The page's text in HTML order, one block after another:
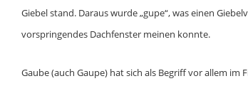
Giebel stand. Daraus wurde „gupe“, was einen
vorspringendes Dachfenster meinen konnte.
Gaube (auch Gaupe) hat sich als Begriff vor allem im